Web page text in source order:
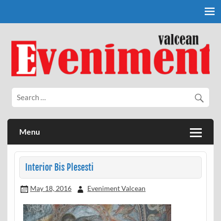
Eveniment Valcean
Menu
Interior Bis Plesesti
May 18, 2016 Eveniment Valcean